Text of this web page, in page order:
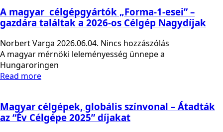
A magyar célgépgyártók „Forma-1-esei” –
gazdára találtak a 2026-os Célgép Nagydíjak
Norbert Varga 2026.06.04. Nincs hozzászólás
A magyar mérnöki leleményesség ünnepe a
Hungaroringen
Read more
Magyar célgépek, globális színvonal – Átadták
az “Év Célgépe 2025” díjakat